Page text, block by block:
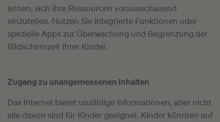
lernen, sich ihre Ressourcen vorausschauend
einzuteilen. Nutzen Sie integrierte Funktionen oder
spezielle Apps zur Überwachung und Begrenzung der
Bildschirmzeit Ihrer Kinder.
Zugang zu unangemessenen Inhalten
Das Internet bietet unzählige Informationen, aber nicht
alle davon sind für Kinder geeignet. Kinder könnten auf